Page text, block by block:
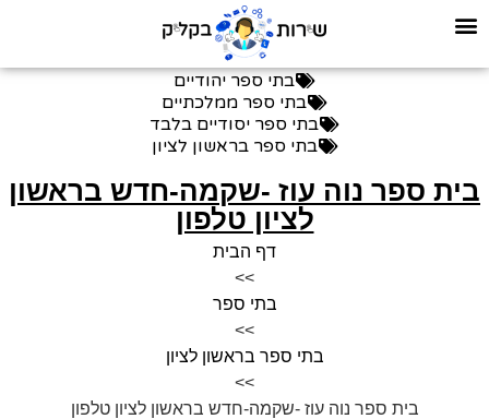
בתי ספר יהודיים
בתי ספר ממלכתיים
בתי ספר יסודיים בלבד
בתי ספר בראשון לציון
בית ספר נוה עוז -שקמה-חדש בראשון
לציון טלפון
דף הבית
>>
בתי ספר
>>
בתי ספר בראשון לציון
>>
בית ספר נוה עוז -שקמה-חדש בראשון לציון טלפון